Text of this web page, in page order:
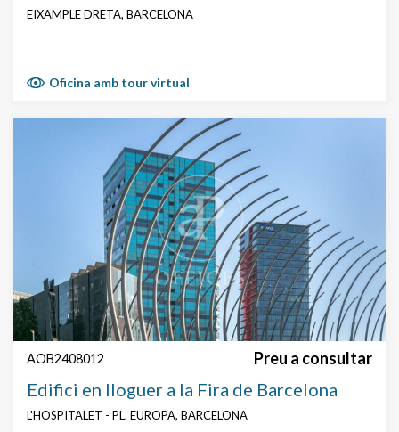
EIXAMPLE DRETA, BARCELONA
Oficina amb tour virtual
AOB2408012 Preu a consultar
Edifici en lloguer a la Fira de Barcelona
L'HOSPITALET - PL. EUROPA, BARCELONA